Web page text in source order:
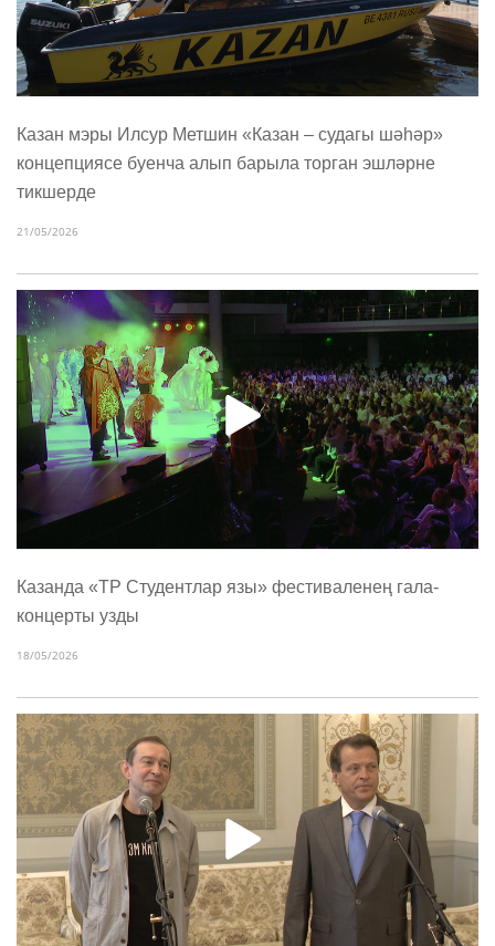
Казан мэры Илсур Метшин «Казан – судагы шәһәр»
концепциясе буенча алып барыла торган эшләрне
тикшерде
21/05/2026
Казанда «ТР Студентлар язы» фестиваленең гала-
концерты узды
18/05/2026